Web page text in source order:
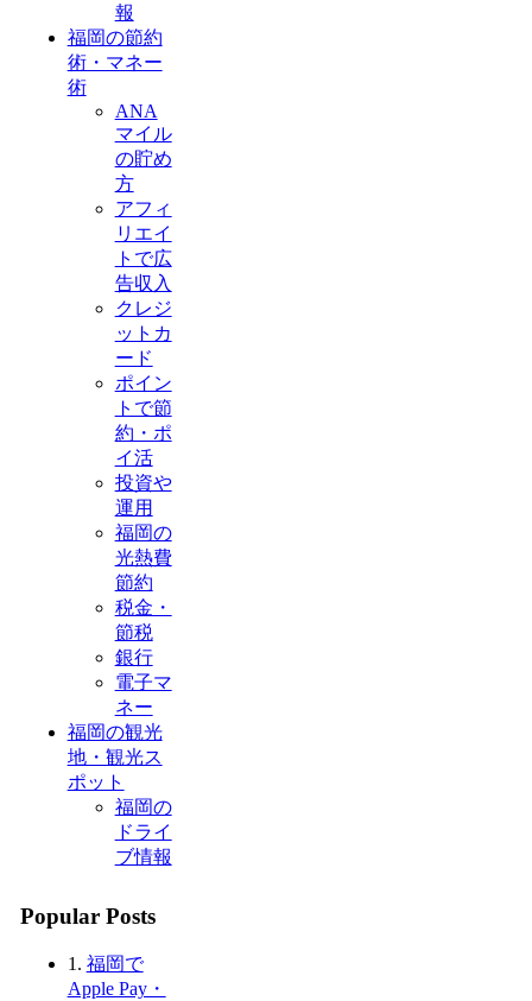
報
福岡の節約
術・マネー
術
ANA
マイル
の貯め
方
アフィ
リエイ
トで広
告収入
クレジ
ットカ
ード
ポイン
トで節
約・ポ
イ活
投資や
運用
福岡の
光熱費
節約
税金・
節税
銀行
電子マ
ネー
福岡の観光
地・観光ス
ポット
福岡の
ドライ
ブ情報
Popular Posts
1. 福岡で
Apple Pay・